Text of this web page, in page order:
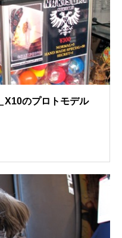
X10のプロトモデル